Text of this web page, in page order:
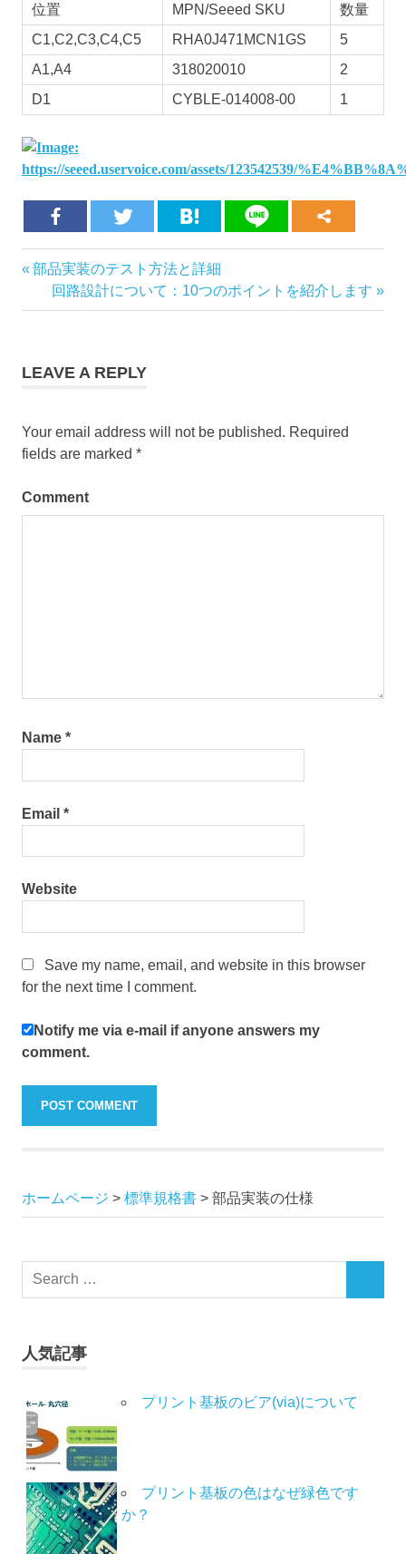
位置 MPN/Seeed SKU
数量
C1,C2,C3,C4,C5
RHA0J471MCN1GS
5
A1,A4
318020010
2
D1
CYBLE-014008-00 1
Post
navigation
Previous
Post:
部品実装のテスト方法と詳細
Next
Post:
回路設計について：10つのポイントを紹介します
LEAVE A REPLY
Your email address will not be published. Required
fields are marked *
Comment
Name *
Email *
Website
Save my name, email, and website in this browser
for the next time I comment.
Notify me via e-mail if anyone answers my
comment.
ホームページ > 標準規格書 > 部品実装の仕様
人気記事
プリント基板のビア(via)について
プリント基板の色はなぜ緑色です
か？